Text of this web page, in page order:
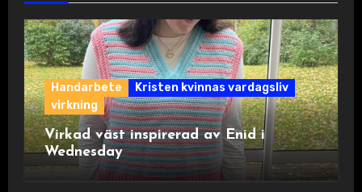
Handarbete
Kristen kvinnas vardagsliv
virkning
Virkad väst inspirerad av Enid i
Wednesday